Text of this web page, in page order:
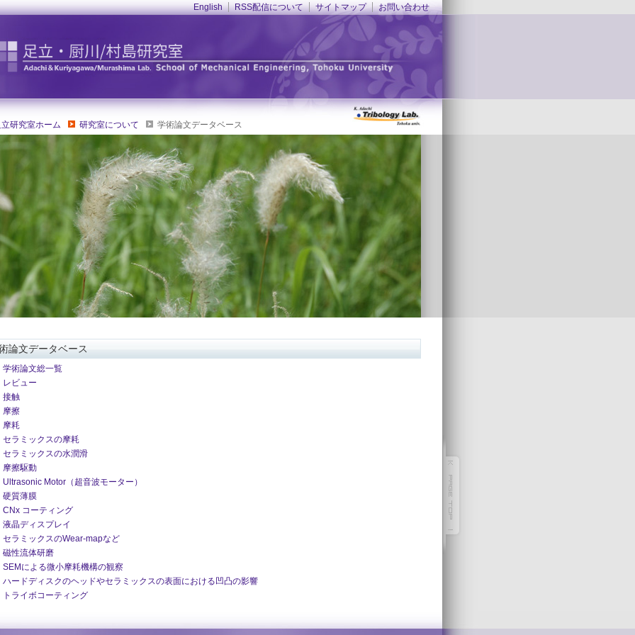
English RSS配信について サイトマップ お問い合わせ
研究室ホーム 研究室について 学術論文データベース
論文データベース
学術論文総一覧
レビュー
接触
摩擦
摩耗
セラミックスの摩耗
セラミックスの水潤滑
摩擦駆動
Ultrasonic Motor（超音波モーター）
硬質薄膜
CNx コーティング
液晶ディスプレイ
セラミックスのWear-mapなど
磁性流体研磨
SEMによる微小摩耗機構の観察
ハードディスクのヘッドやセラミックスの表面における凹凸の影響
トライボコーティング